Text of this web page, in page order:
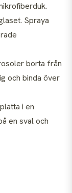
Spraya
borta från
och binda över
i en
en sval och